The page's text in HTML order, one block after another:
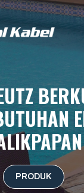
PRODUK